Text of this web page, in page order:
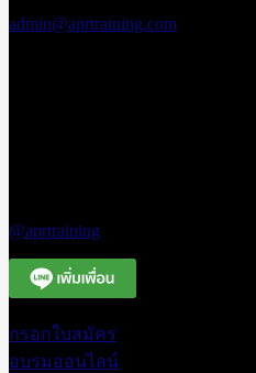
admin@aprtraining.com
@aprtraining
กรอกใบสมัคร
อบรมออนไลน์